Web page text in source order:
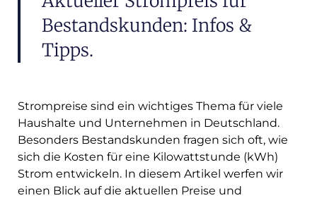
Bestandskunden: Infos &
Tipps.
Strompreise sind ein wichtiges Thema für viele
Haushalte und Unternehmen in Deutschland.
Besonders Bestandskunden fragen sich oft, wie
sich die Kosten für eine Kilowattstunde (kWh)
Strom entwickeln. In diesem Artikel werfen wir
einen Blick auf die aktuellen Preise und